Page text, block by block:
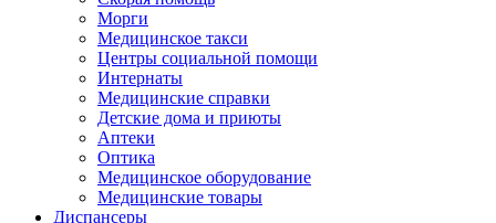
Морги
Медицинское такси
Центры социальной помощи
Интернаты
Медицинские справки
Детские дома и приюты
Аптеки
Оптика
Медицинское оборудование
Медицинские товары
Диспансеры